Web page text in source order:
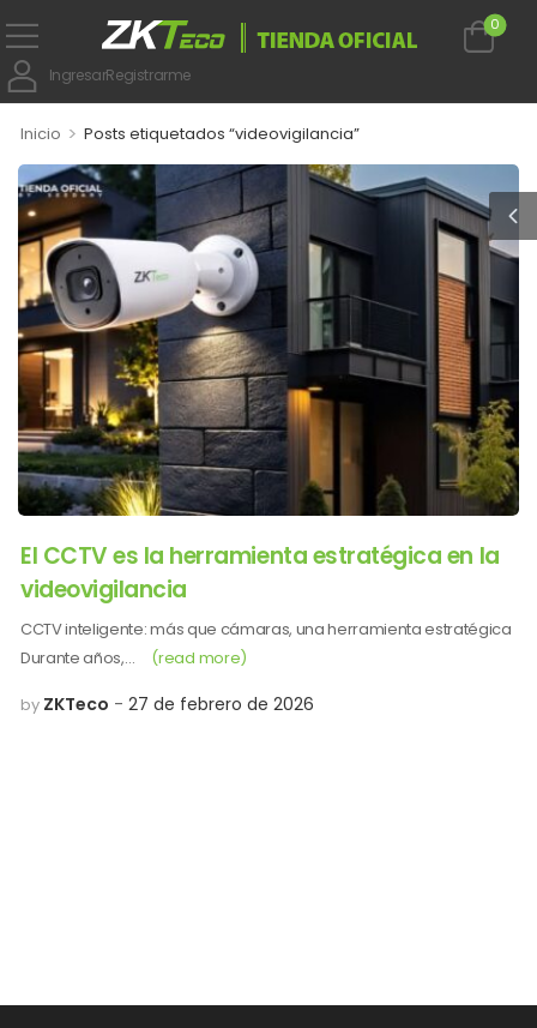
0
IngresarRegistrarme
Inicio > Posts etiquetados “videovigilancia”
El CCTV es la herramienta estratégica en la
videovigilancia
CCTV inteligente: más que cámaras, una herramienta estratégica
Durante años,…
(read more)
by ZKTeco 27 de febrero de 2026